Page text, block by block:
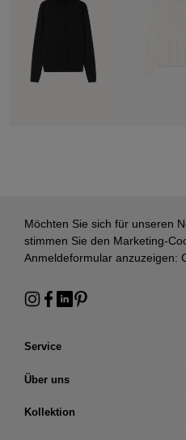
Service
Über uns
Kollektion
Möchten Sie sich für unseren
stimmen Sie den Marketing-
Anmeldeformular anzuzeigen: